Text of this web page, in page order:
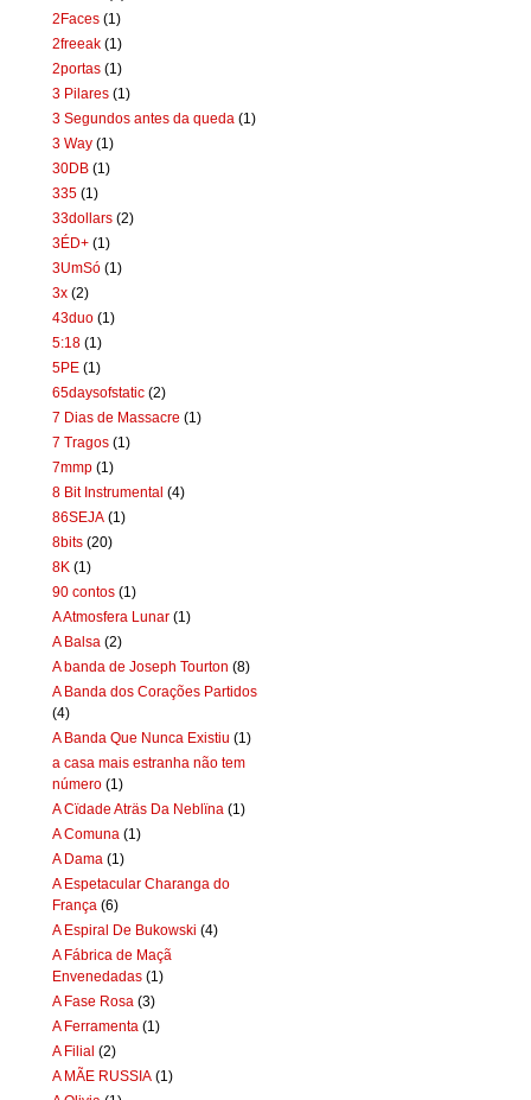
2Faces (1)
2freeak (1)
2portas (1)
3 Pilares (1)
3 Segundos antes da queda (1)
3 Way (1)
30DB (1)
335 (1)
33dollars (2)
3ÉD+ (1)
3UmSó (1)
3x (2)
43duo (1)
5:18 (1)
5PE (1)
65daysofstatic (2)
7 Dias de Massacre (1)
7 Tragos (1)
7mmp (1)
8 Bit Instrumental (4)
86SEJA (1)
8bits (20)
8K (1)
90 contos (1)
A Atmosfera Lunar (1)
A Balsa (2)
A banda de Joseph Tourton (8)
A Banda dos Corações Partidos
(4)
A Banda Que Nunca Existiu (1)
a casa mais estranha não tem
número (1)
A Cïdade Aträs Da Neblïna (1)
A Comuna (1)
A Dama (1)
A Espetacular Charanga do
França (6)
A Espiral De Bukowski (4)
A Fábrica de Maçã
Envenedadas (1)
A Fase Rosa (3)
A Ferramenta (1)
A Filial (2)
A MÃE RUSSIA (1)